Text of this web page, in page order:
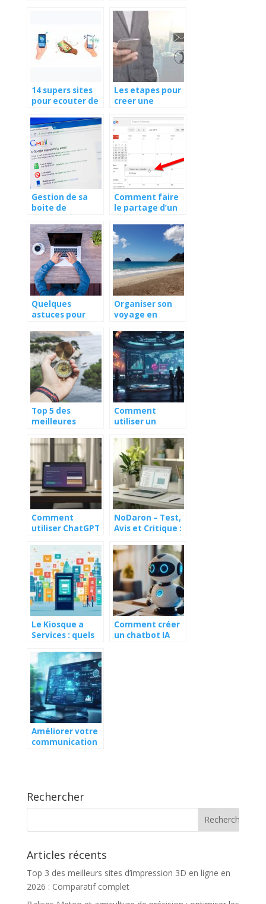
calories
14 supers sites
pour ecouter de
iOS et Android
Les etapes pour
creer une
Gestion de sa
boite de
gmail : quelles
sont les
meilleures
astuces ?
Comment faire
le partage d’un
avec une tierce
personne ?
Quelques
astuces pour
majuscule ?
Organiser son
voyage en
informations a
connaitre
Top 5 des
meilleures
boussole en
Comment
utiliser un
en français pour
améliorer votre
SEO avec Chat
GPT
Comment
utiliser ChatGPT
améliorer votre
contenu web
NoDaron – Test,
Avis et Critique :
meilleures
conversations
du forum
Le Kiosque a
Services : quels
plans a
selectionner sur
le site ?
Comment créer
un chatbot IA
Améliorer votre
communication
Rechercher
Articles récents
Top 3 des meilleurs sites d’impression 3D en ligne en
2026 : Comparatif complet